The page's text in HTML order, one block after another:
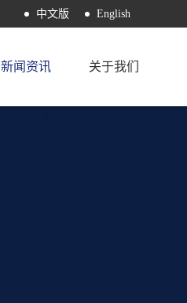
中文版 English
新闻资讯 关于我们